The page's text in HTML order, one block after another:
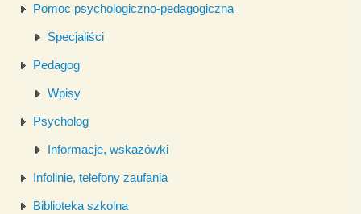
Pomoc psychologiczno-pedagogiczna
Specjaliści
Pedagog
Wpisy
Psycholog
Informacje, wskazówki
Infolinie, telefony zaufania
Biblioteka szkolna